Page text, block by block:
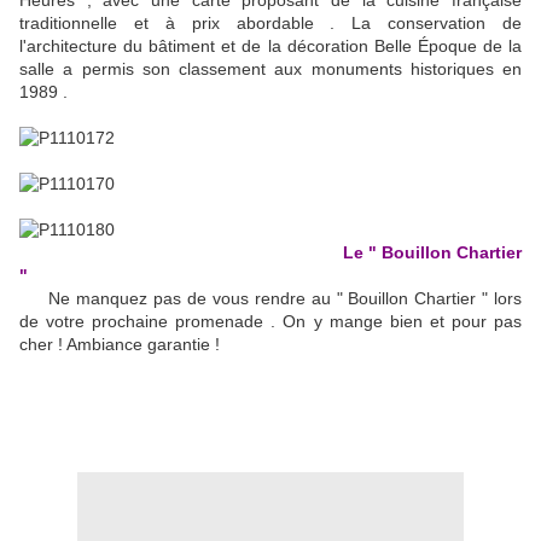
traditionnelle et à prix abordable . La conservation de
l'architecture du bâtiment et de la décoration Belle Époque de la
salle a permis son classement aux monuments historiques en
1989 .
Le " Bouillon Chartier
"
Ne manquez pas de vous rendre au " Bouillon Chartier " lors
de votre prochaine promenade . On y mange bien et pour pas
cher ! Ambiance garantie !